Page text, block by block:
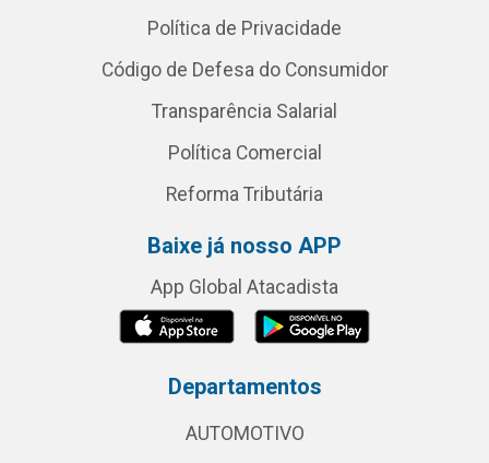
Política de Privacidade
Código de Defesa do Consumidor
Transparência Salarial
Política Comercial
Reforma Tributária
Baixe já nosso APP
App Global Atacadista
Departamentos
AUTOMOTIVO